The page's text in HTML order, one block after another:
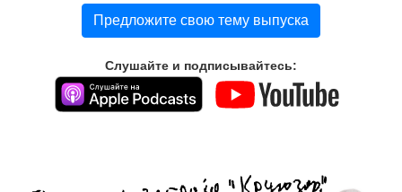
Предложите свою тему выпуска
Слушайте и подписывайтесь: